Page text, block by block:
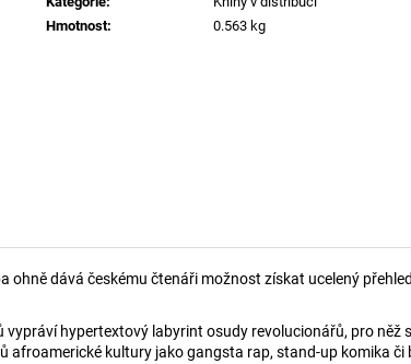
Hmotnost: 0.563 kg
dává českému čtenáři možnost získat ucelený
hypertextový labyrint osudy revolucionářů, pro něž
kultury jako gangsta rap, stand-up komika